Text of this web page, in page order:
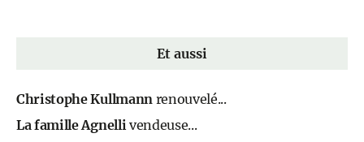
Et aussi
Christophe Kullmannrenouvelé...
La famille Agnellivendeuse...